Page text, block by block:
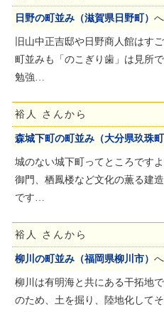
日野の町並み（滋賀県日野町） へ
旧山中正吉邸や日野商人館はす
町並みも「のこぎり歯」は見所
勉強…
裕人 さんから
森城下町の町並み（大分県玖珠町
城のない城下町ってところです
御門、栖鳳楼など文化の薫る建
です…
裕人 さんから
柳川の町並み（福岡県柳川市） へ
柳川は有明海と共にある干拓地
のため、土を掘り、陸地化して